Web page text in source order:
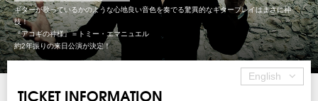
ギターが歌っているかのような心地良い音色を奏でる驚異的なギタープレイはまさに神
技！
『アコギの神様』＝トミー・エマニュエル
約2年振りの来日公演が決定！
English
TICKET INFORMATION